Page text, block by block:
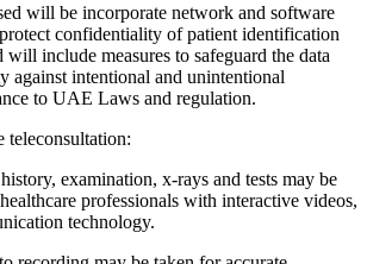
will be incorporate network and software
confidentiality of patient identification
will include measures to safeguard the data
against intentional and unintentional
to UAE Laws and regulation.
teleconsultation:
examination, x-rays and tests may be
professionals with interactive videos,
technology.